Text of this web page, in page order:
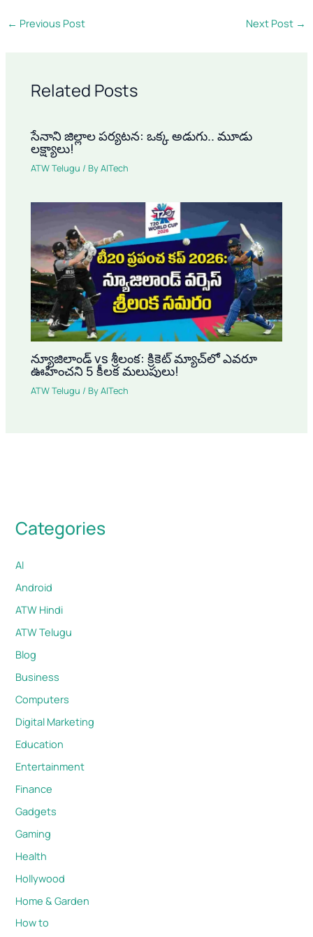
← Previous Post Next Post →
Related Posts
సేనాని జిల్లాల పర్యటన: ఒక్క అడుగు.. మూడు
లక్ష్యాలు!
ATW Telugu / ByAITech
న్యూజిలాండ్ vs శ్రీలంక: క్రికెట్ మ్యాచ్‌లో ఎవరూ
ఊహించని 5 కీలక మలుపులు!
ATW Telugu / ByAITech
Categories
AI
Android
ATW Hindi
ATW Telugu
Blog
Business
Computers
Digital Marketing
Education
Entertainment
Finance
Gadgets
Gaming
Health
Hollywood
Home & Garden
How to